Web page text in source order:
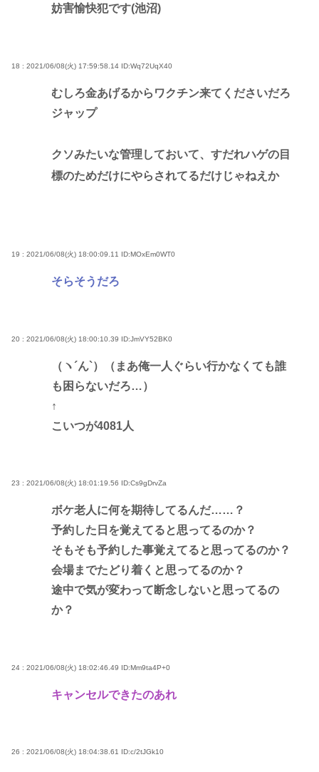
妨害愉快犯です(池沼)
18 : 2021/06/08(火) 17:59:58.14 ID:Wq72UqX40
むしろ金あげるからワクチン来てくださいだろ
ジャップ
クソみたいな管理しておいて、すだれハゲの目
標のためだけにやらされてるだけじゃねえか
19 : 2021/06/08(火) 18:00:09.11 ID:MOxEm0WT0
そらそうだろ
20 : 2021/06/08(火) 18:00:10.39 ID:JmVY52BK0
（ヽ´ん`）（まあ俺一人ぐらい行かなくても誰
も困らないだろ…）
↑
こいつが4081人
23 : 2021/06/08(火) 18:01:19.56 ID:Cs9gDrvZa
ボケ老人に何を期待してるんだ……？
予約した日を覚えてると思ってるのか？
そもそも予約した事覚えてると思ってるのか？
会場までたどり着くと思ってるのか？
途中で気が変わって断念しないと思ってるの
か？
24 : 2021/06/08(火) 18:02:46.49 ID:Mm9ta4P+0
キャンセルできたのあれ
26 : 2021/06/08(火) 18:04:38.61 ID:c/2tJGk10